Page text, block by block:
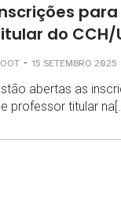
do CCH/
- 15 SETEMBRO 2025
abertas as
professor titular